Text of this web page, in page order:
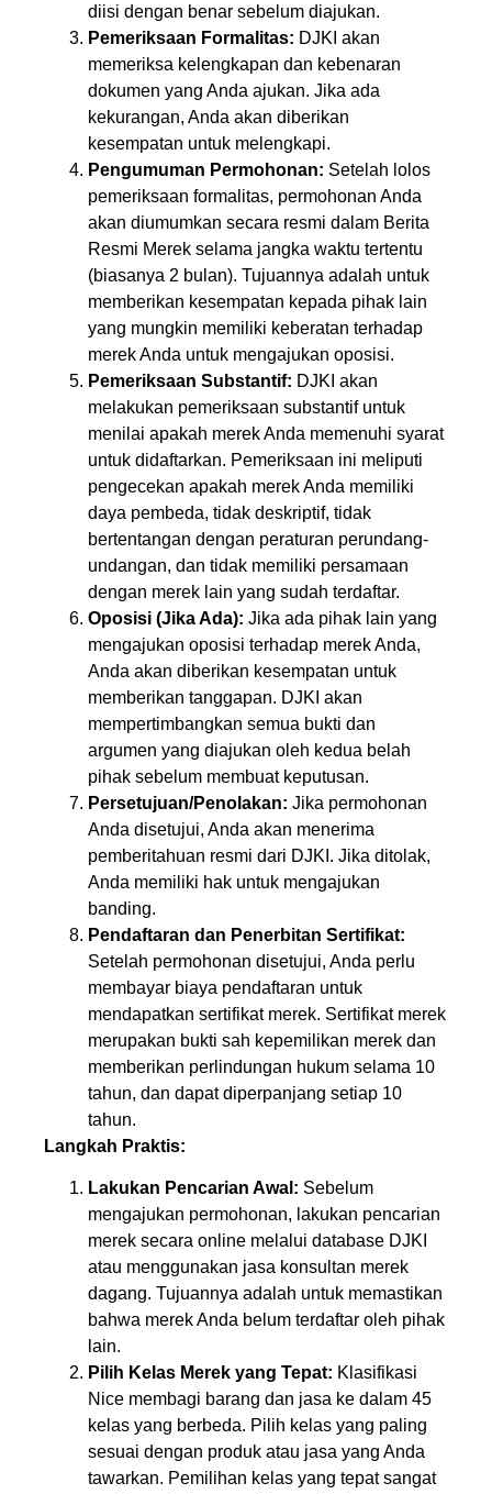
diisi dengan benar sebelum diajukan.
Pemeriksaan Formalitas: DJKI akan
memeriksa kelengkapan dan kebenaran
dokumen yang Anda ajukan. Jika ada
kekurangan, Anda akan diberikan
kesempatan untuk melengkapi.
Pengumuman Permohonan: Setelah lolos
pemeriksaan formalitas, permohonan Anda
akan diumumkan secara resmi dalam Berita
Resmi Merek selama jangka waktu tertentu
(biasanya 2 bulan). Tujuannya adalah untuk
memberikan kesempatan kepada pihak lain
yang mungkin memiliki keberatan terhadap
merek Anda untuk mengajukan oposisi.
Pemeriksaan Substantif: DJKI akan
melakukan pemeriksaan substantif untuk
menilai apakah merek Anda memenuhi syarat
untuk didaftarkan. Pemeriksaan ini meliputi
pengecekan apakah merek Anda memiliki
daya pembeda, tidak deskriptif, tidak
bertentangan dengan peraturan perundang-
undangan, dan tidak memiliki persamaan
dengan merek lain yang sudah terdaftar.
Oposisi (Jika Ada): Jika ada pihak lain yang
mengajukan oposisi terhadap merek Anda,
Anda akan diberikan kesempatan untuk
memberikan tanggapan. DJKI akan
mempertimbangkan semua bukti dan
argumen yang diajukan oleh kedua belah
pihak sebelum membuat keputusan.
Persetujuan/Penolakan: Jika permohonan
Anda disetujui, Anda akan menerima
pemberitahuan resmi dari DJKI. Jika ditolak,
Anda memiliki hak untuk mengajukan
banding.
Pendaftaran dan Penerbitan Sertifikat:
Setelah permohonan disetujui, Anda perlu
membayar biaya pendaftaran untuk
mendapatkan sertifikat merek. Sertifikat merek
merupakan bukti sah kepemilikan merek dan
memberikan perlindungan hukum selama 10
tahun, dan dapat diperpanjang setiap 10
tahun.
Langkah Praktis:
Lakukan Pencarian Awal: Sebelum
mengajukan permohonan, lakukan pencarian
merek secara online melalui database DJKI
atau menggunakan jasa konsultan merek
dagang. Tujuannya adalah untuk memastikan
bahwa merek Anda belum terdaftar oleh pihak
lain.
Pilih Kelas Merek yang Tepat: Klasifikasi
Nice membagi barang dan jasa ke dalam 45
kelas yang berbeda. Pilih kelas yang paling
sesuai dengan produk atau jasa yang Anda
tawarkan. Pemilihan kelas yang tepat sangat